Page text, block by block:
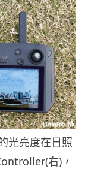
光亮度在日照
右)，